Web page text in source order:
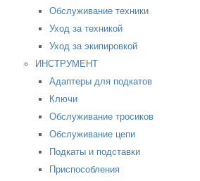
Обслуживание техники
Уход за техникой
Уход за экипировкой
ИНСТРУМЕНТ
Адаптеры для подкатов
Ключи
Обслуживание тросиков
Обслуживание цепи
Подкаты и подставки
Приспособления